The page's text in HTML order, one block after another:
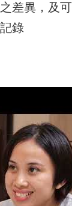
差異，及
錄